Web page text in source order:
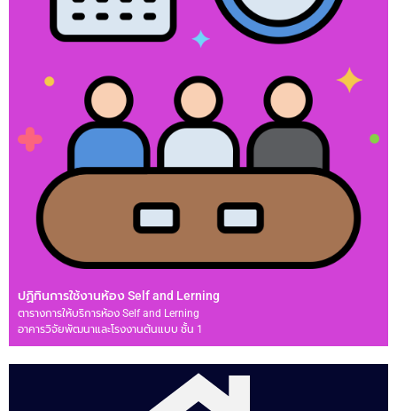
ปฏิทินการใช้งานห้อง Self and Lerning
ตารางการให้บริการห้อง Self and Lerning
อาคารวิจัยพัฒนาและโรงงานต้นแบบ ชั้น 1